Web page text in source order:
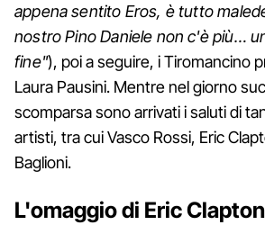
appena sentito Eros, è tutto
nostro Pino Daniele non c'è più…
fine"), poi a seguire, i Tiromancino
Laura Pausini. Mentre nel giorno
scomparsa sono arrivati i saluti di
artisti, tra cui Vasco Rossi, Eric
Baglioni.
L'omaggio di Eric Clapton